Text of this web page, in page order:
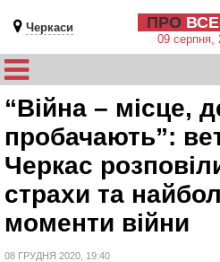
Черкаси ПРО ВСЕ
09 серпня,
“Війна – місце,
пробачають”:
Черкас
страхи та
моменти війни
08 ГРУДНЯ 2020, 19:40